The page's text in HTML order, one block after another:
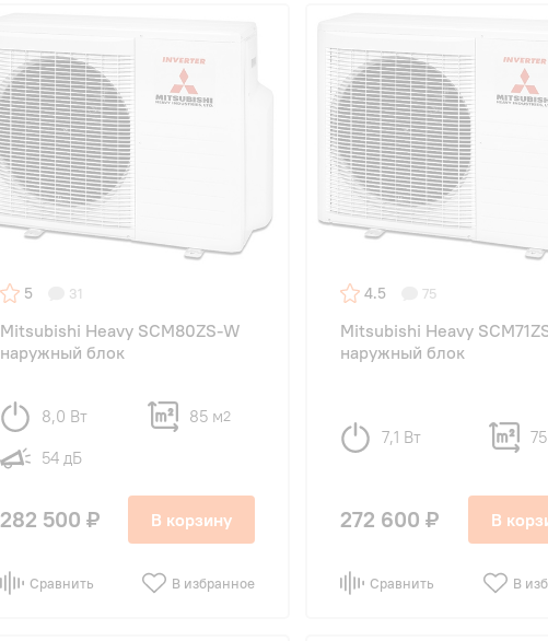
5 31
Mitsubishi Heavy SCM80ZS-W
наружный блок
8,0 Вт 85 м2
54 дБ
282 500 ₽ В корзину
Сравнить В избранное
4.5 75
Mitsubishi Heavy
наружный блок
7,1 Вт
272 600 ₽ В
Сравнить В